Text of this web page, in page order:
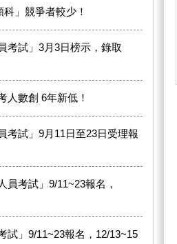
」競爭者較少！
考試」3月3日榜示，錄取
人數創 6年新低！
考試」9月11日至23日受理報
員考試」9/11~23報名，
試」9/11~23報名，12/13~15